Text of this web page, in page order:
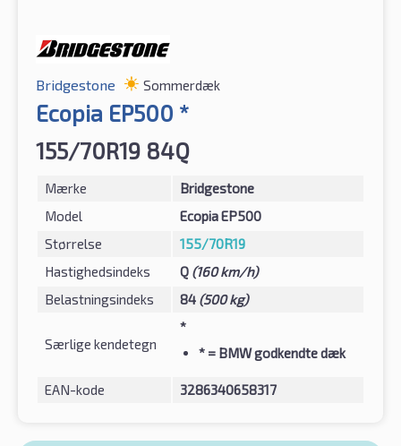
Bridgestone Sommerdæk
Ecopia EP500 *
155/70R19 84Q
Mærke
Bridgestone
Model
Ecopia EP500
Størrelse
155/70R19
Hastighedsindeks
Q (160 km/h)
Belastningsindeks
84 (500 kg)
Særlige kendetegn
*
* = BMW godkendte dæk
EAN-kode 3286340658317